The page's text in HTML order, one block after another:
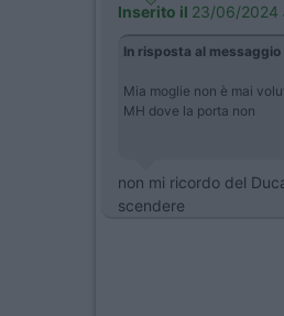
Inserito il 23/06/2024
In risposta al messaggio
Mia moglie non è mai
MH dove la porta non
non mi ricordo del
scendere